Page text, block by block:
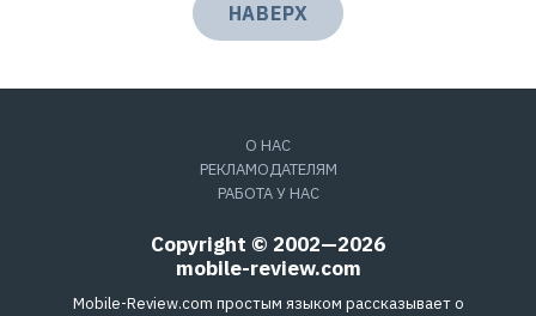
НАВЕРХ
О НАС
РЕКЛАМОДАТЕЛЯМ
РАБОТА У НАС
Copyright © 2002—2026
mobile-review.com
Mobile-Review.com простым языком рассказывает о